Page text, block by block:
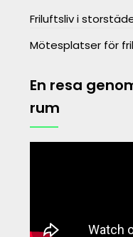
Friluftsliv i
Mötesplatser för
En resa
rum